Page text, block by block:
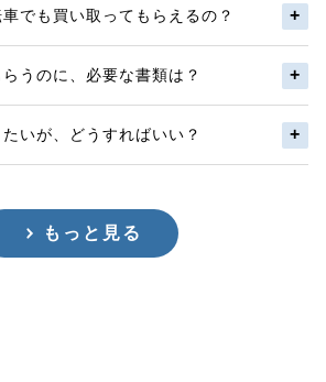
でも買い取ってもらえるの？
うのに、必要な書類は？
いが、どうすればいい？
もっと見る